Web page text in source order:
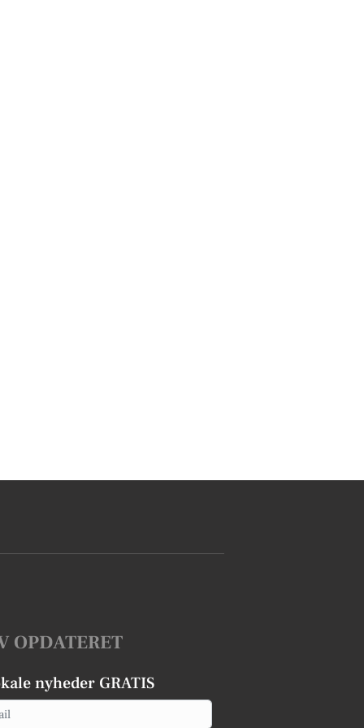
OPDATERET
nyheder GRATIS